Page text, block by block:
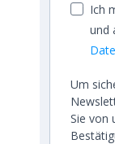
Ich
und
Um
Sie von